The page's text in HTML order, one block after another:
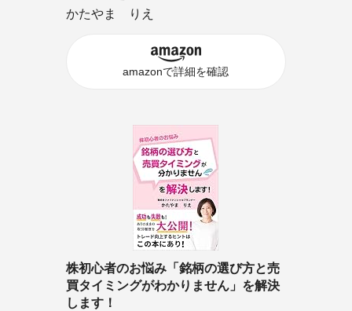
かたやま りえ
amazonで詳細を確認
株初心者のお悩み「銘柄の選び方と売
買タイミングがわかりません」を解決
します！